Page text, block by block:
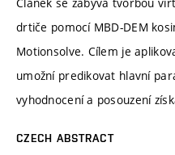
drtiče pomocí MBD-DEM
Motionsolve. Cílem je
umožní predikovat hlavní
vyhodnocení a posouzení
CZECH ABSTRACT